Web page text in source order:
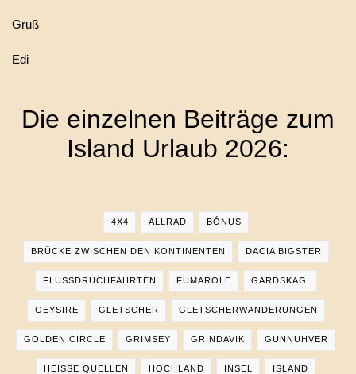
Gruß
Edi
Die einzelnen Beiträge zum
Island Urlaub 2026:
4X4 ALLRAD BÓNUS
BRÜCKE ZWISCHEN DEN KONTINENTEN DACIA BIGSTER
FLUSSDRUCHFAHRTEN FUMAROLE GARDSKAGI
GEYSIRE GLETSCHER GLETSCHERWANDERUNGEN
GOLDEN CIRCLE GRIMSEY GRINDAVIK GUNNUHVER
HEISSE QUELLEN HOCHLAND INSEL ISLAND